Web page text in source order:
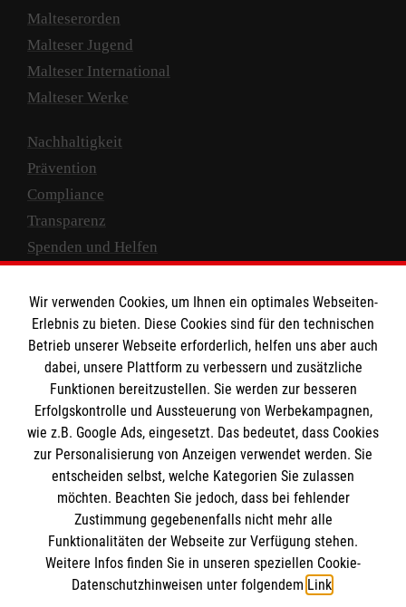
Malteserorden
Malteser Jugend
Malteser International
Malteser Werke
Nachhaltigkeit
Prävention
Compliance
Transparenz
Spenden und Helfen
Empfänger: Malteser Hilfsdienst e.V.
IBAN: DE10 3706 0120 1201 2000 12
BIC: GENODED 1PA7
Newsletter abonnieren
Wir verwenden Cookies, um Ihnen ein optimales Webseiten-
Erlebnis zu bieten. Diese Cookies sind für den technischen
Betrieb unserer Webseite erforderlich, helfen uns aber auch
dabei, unsere Plattform zu verbessern und zusätzliche
Funktionen bereitzustellen. Sie werden zur besseren
Erfolgskontrolle und Aussteuerung von Werbekampagnen,
wie z.B. Google Ads, eingesetzt. Das bedeutet, dass Cookies
zur Personalisierung von Anzeigen verwendet werden. Sie
entscheiden selbst, welche Kategorien Sie zulassen
möchten. Beachten Sie jedoch, dass bei fehlender
Zustimmung gegebenenfalls nicht mehr alle
Funktionalitäten der Webseite zur Verfügung stehen.
Weitere Infos finden Sie in unseren speziellen Cookie-
Datenschutzhinweisen unter folgendem Link.